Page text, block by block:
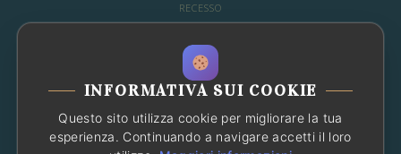
RECESSO
WHATSAPP: 081 66 49 29
OPPURE CONSULTA LE FAQ
Chat con noi
ChatbotCiao! Sono l'assistente che
risponderà alle tue domande
INFORMATIVA SUI COOKIE
Questo sito utilizza cookie per migliorare la tua
esperienza. Continuando a navigare accetti il loro